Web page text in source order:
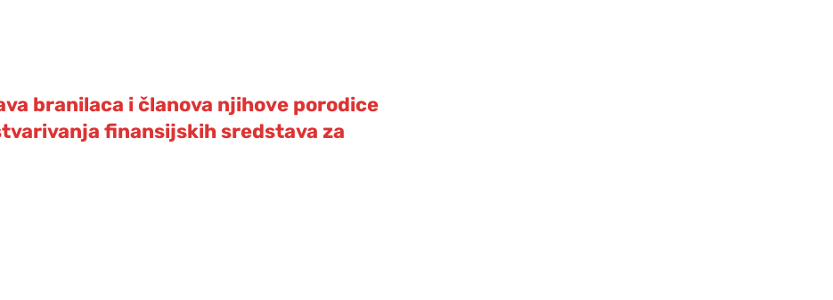
branilaca i članova njihove porodice
finansijskih sredstava za